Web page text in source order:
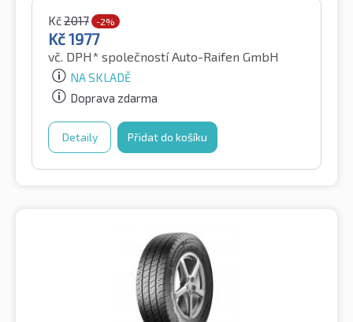
Kč2017 -2%
Kč1977
vč. DPH* společností Auto-Raifen GmbH
NA SKLADĚ
Doprava zdarma
Detaily Přidat do košíku